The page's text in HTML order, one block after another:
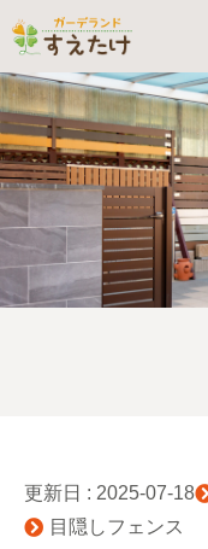
更新日 : 2025-07-18
目隠しフェンス